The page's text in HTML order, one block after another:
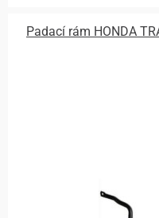
Padací rám HONDA